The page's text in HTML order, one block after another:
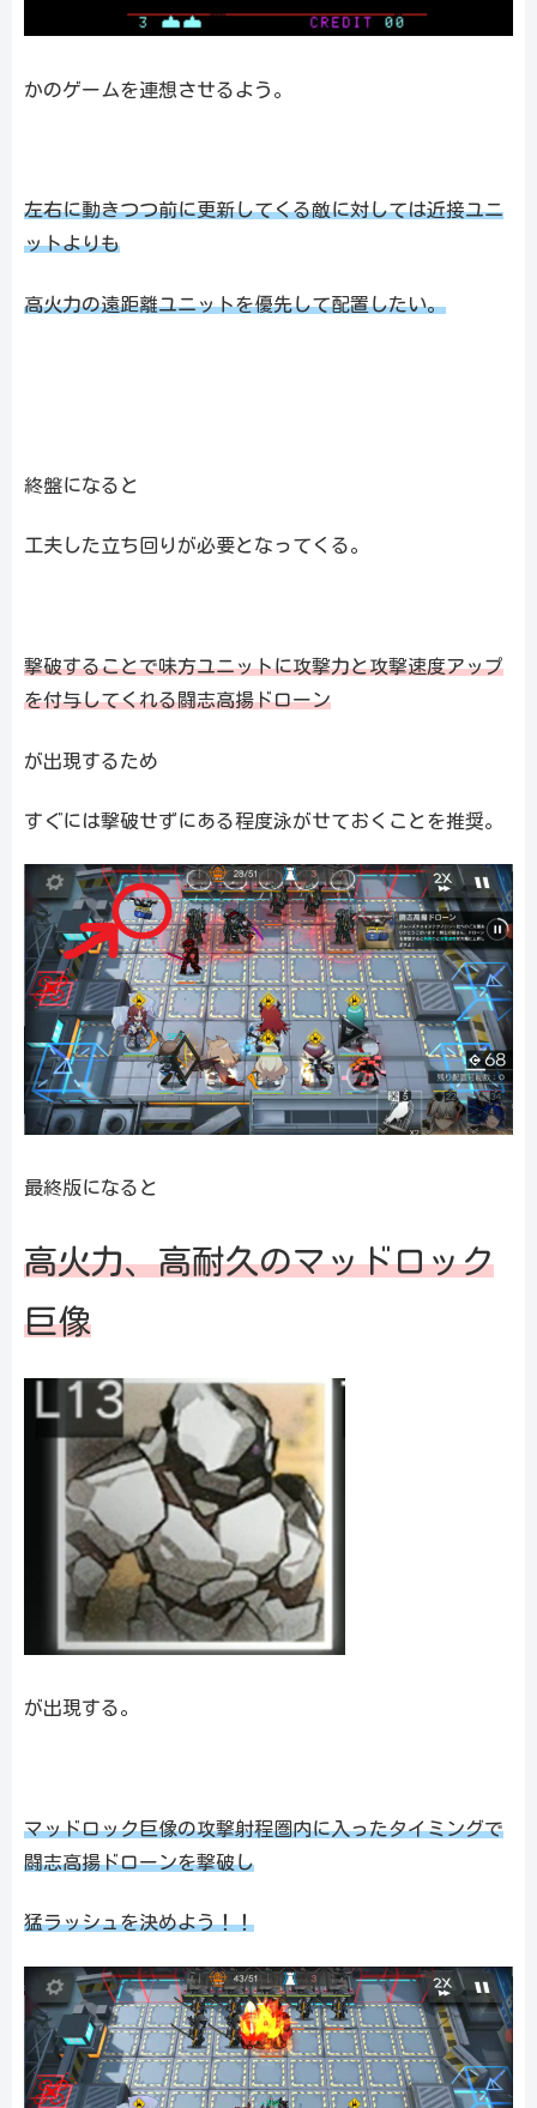
かのゲームを連想させるよう。
左右に動きつつ前に更新してくる敵に対しては近接ユニ
ットよりも
高火力の遠距離ユニットを優先して配置したい。
終盤になると
工夫した立ち回りが必要となってくる。
撃破することで味方ユニットに攻撃力と攻撃速度アップ
を付与してくれる闘志高揚ドローン
が出現するため
すぐには撃破せずにある程度泳がせておくことを推奨。
最終版になると
高火力、高耐久のマッドロック
巨像
が出現する。
マッドロック巨像の攻撃射程圏内に入ったタイミングで
闘志高揚ドローンを撃破し
猛ラッシュを決めよう！！